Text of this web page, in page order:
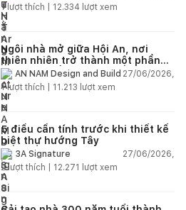
1lượt thích | 12.334 lượt xem
Ngôi nhà mở giữa Hội An, nơi
thiên nhiên trở thành một phần
của cuộc sống
AN NAM Design and Build 27/06/2026,
1lượt thích | 11.213 lượt xem
5 điều cần tính trước khi thiết kế
biệt thự hướng Tây
3A Signature
27/06/2026,
2lượt thích | 12.271 lượt xem